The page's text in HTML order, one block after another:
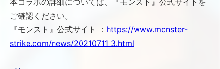
本コラボの詳細については、『モンスト』公式サイトを
ご確認ください。
『モンスト』公式サイト ： https://www.monster-
strike.com/news/20210711_3.html